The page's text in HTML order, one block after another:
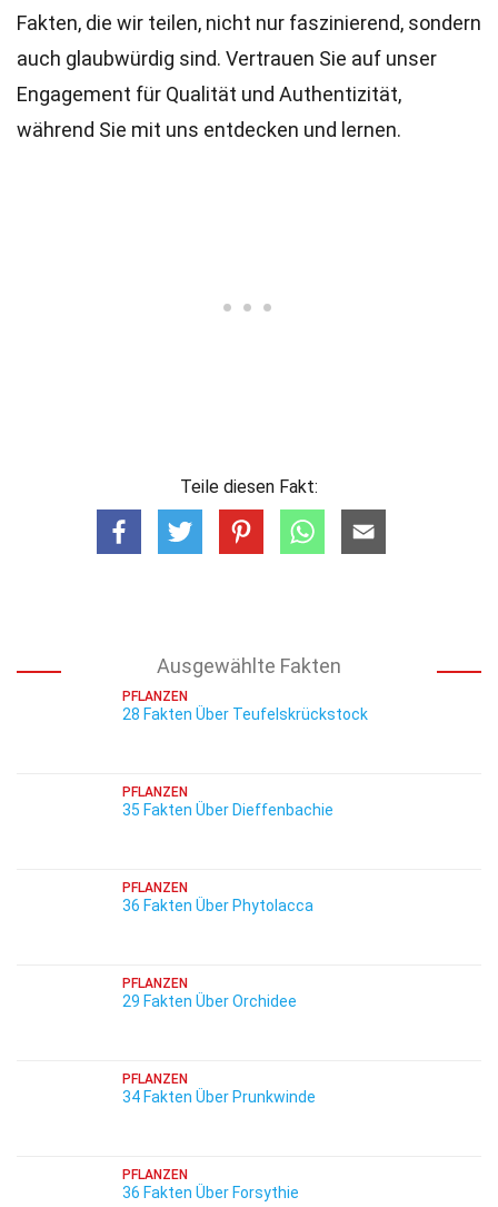
Fakten, die wir teilen, nicht nur faszinierend, sondern
auch glaubwürdig sind. Vertrauen Sie auf unser
Engagement für Qualität und Authentizität,
während Sie mit uns entdecken und lernen.
Teile diesen Fakt:
Ausgewählte Fakten
PFLANZEN
28 Fakten Über Teufelskrückstock
PFLANZEN
35 Fakten Über Dieffenbachie
PFLANZEN
36 Fakten Über Phytolacca
PFLANZEN
29 Fakten Über Orchidee
PFLANZEN
34 Fakten Über Prunkwinde
PFLANZEN
36 Fakten Über Forsythie